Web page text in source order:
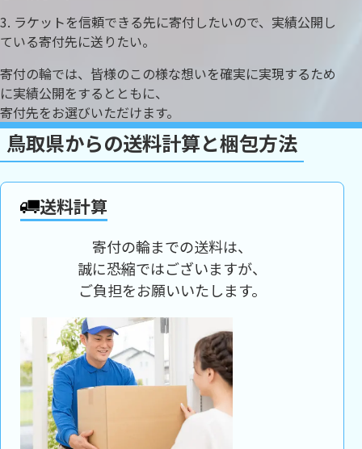
ラケットを信頼できる先に寄付したいので、実績公開し
ている寄付先に送りたい。
寄付の輪では、皆様のこの様な想いを確実に実現するため
に実績公開をするとともに、
寄付先をお選びいただけます。
鳥取県からの送料計算と梱包方法
送料計算
寄付の輪までの送料は、
誠に恐縮ではございますが、
ご負担をお願いいたします。